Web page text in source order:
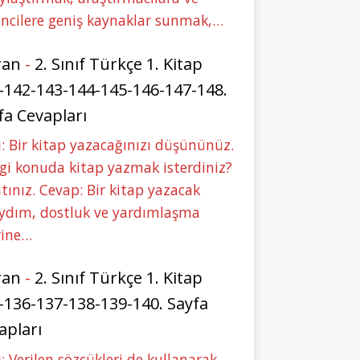
geniş kaynaklar sunmak,…
- 2. Sınıf Türkçe 1. Kitap
142-143-144-145-146-147-148.
Cevapları
Bir kitap yazacağınızı düşününüz.
konuda kitap yazmak isterdiniz?
Cevap: Bir kitap yazacak
dostluk ve yardımlaşma
- 2. Sınıf Türkçe 1. Kitap
136-137-138-139-140. Sayfa